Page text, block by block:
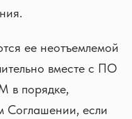
ее неотъемлемой
вместе с ПО
в порядке,
Соглашении, если